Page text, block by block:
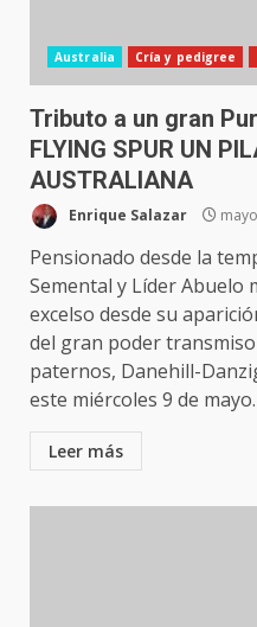
Australia Cría y pedigree
Tributo a un gran
FLYING SPUR UN
AUSTRALIANA
Enrique Salazar
Pensionado desde la
Semental y Líder
excelso desde su
del gran poder
paternos, Danehill-
este miércoles 9 de mayo.
Leer más